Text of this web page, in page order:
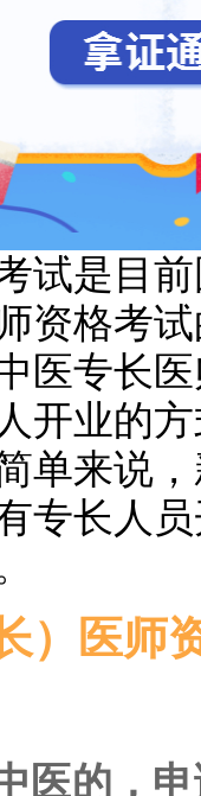
试是目
资格考
医专长
开业的
单来说
专长人
）医师
医的，